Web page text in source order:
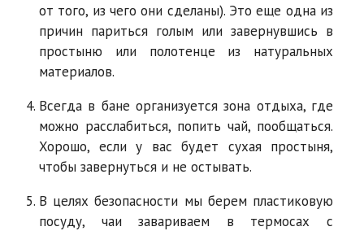
от того, из чего они сделаны). Это еще одна из
причин париться голым или завернувшись в
простыню или полотенце из натуральных
материалов.
Всегда в бане организуется зона отдыха, где
можно расслабиться, попить чай, пообщаться.
Хорошо, если у вас будет сухая простыня,
чтобы завернуться и не остывать.
В целях безопасности мы берем пластиковую
посуду, чаи завариваем в термосах с